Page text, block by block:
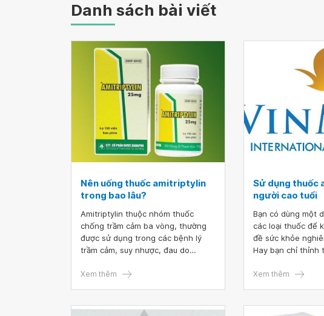
Danh sách bài viết
Nên uống thuốc amitriptylin
trong bao lâu?
Amitriptylin thuộc nhóm thuốc
chống trầm cảm ba vòng, thường
được sử dụng trong các bệnh lý
trầm cảm, suy nhược, đau do
mất ngủ kéo dài. Vậy nên uống
Xem thêm
Sử dụng thuốc
người cao tuổi
Bạn có dùng một
các loại thuốc để
đề sức khỏe
Hay bạn chỉ thỉnh
bằng cách nào,
thuốc và giữ an
Xem thêm